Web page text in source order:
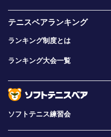
テニスベアランキング
ランキング制度とは
ランキング大会一覧
ソフトテニス練習会